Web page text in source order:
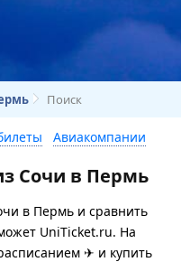
Поиск
Авиакомпании
Сочи в Пермь
в Пермь и сравнить
UniTicket.ru. На
✈ и купить